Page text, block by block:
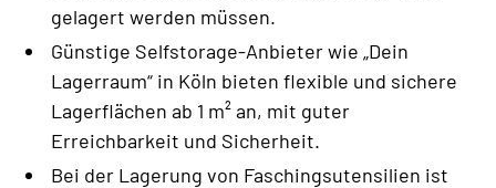
gelagert werden müssen.
Günstige Selfstorage-Anbieter wie „Dein
Lagerraum“ in Köln bieten flexible und sichere
Lagerflächen ab 1 m² an, mit guter
Erreichbarkeit und Sicherheit.
Bei der Lagerung von Faschingsutensilien ist